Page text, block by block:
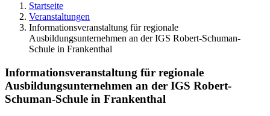
Startseite
Veranstaltungen
Informationsveranstaltung für regionale
Ausbildungsunternehmen an der IGS Robert-Schuman-
Schule in Frankenthal
Informationsveranstaltung für regionale
Ausbildungsunternehmen an der IGS Robert-
Schuman-Schule in Frankenthal